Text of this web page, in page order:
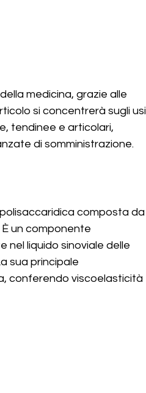
medicina, grazie alle
si concentrerà sugli usi
tendinee e articolari,
di somministrazione.
composta da
un componente
liquido sinoviale delle
sua principale
conferendo viscoelasticità